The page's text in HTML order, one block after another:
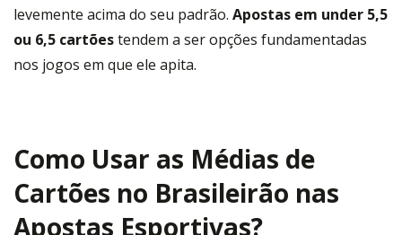
levemente acima do seu padrão. Apostas em under 5,5
ou 6,5 cartõestendem a ser opções fundamentadas
nos jogos em que ele apita.
Como Usar as Médias de
Cartões no Brasileirão nas
Apostas Esportivas?